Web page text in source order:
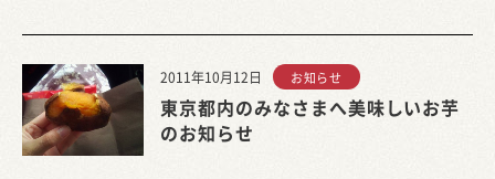
2011年10月12日 お知らせ
東京都内のみなさまへ美味しいお芋
のお知らせ